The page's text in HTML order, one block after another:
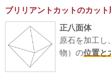
ブリリアントカットのカット
正八面体
原石を加工し
物）の位置と